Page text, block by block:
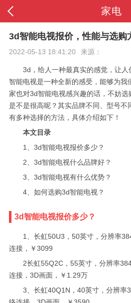
家电
3d智能电视报价，性能与选购
2022-05-13 18:41:20 来源：
3d，给人一种最真实的感觉，让
智能电视是一种全新的感受，能够为我
家也对3d智能电视感兴趣的话，不妨
是不是很高呢？其实品牌不同、型号不
有多种选择的方法，具体介绍如下！
本文目录
1、3d智能电视报价多少？
2、3d智能电视什么品牌好？
3、3d智能电视有什么优势？
4、如何选购3d智能电视？
3d智能电视报价多少？
1、长虹50U3，50英寸，分辨率
连接，￥3099
2长虹55Q2C，55英寸，分辨率
连接，3D画面，￥1.29万
3、长虹40Q1N，40英寸，分辨率